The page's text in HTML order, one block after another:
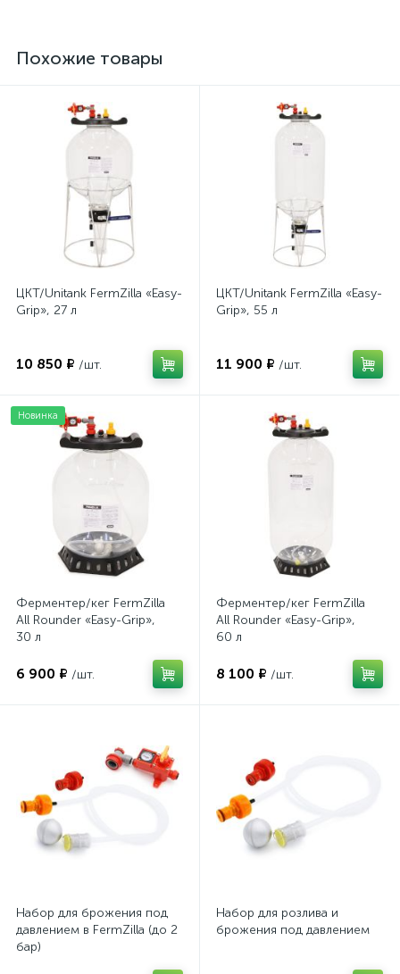
Похожие товары
ЦКТ/Unitank FermZilla «Easy-
Grip», 27 л
10 850 ₽ /шт.
ЦКТ/Unitank FermZilla «Easy-
Grip», 55 л
11 900 ₽ /шт.
Новинка
Ферментер/кег FermZilla
All Rounder «Easy-Grip»,
30 л
6 900 ₽ /шт.
Ферментер/кег FermZilla
All Rounder «Easy-Grip»,
60 л
8 100 ₽ /шт.
Набор для брожения под
давлением в FermZilla (до 2
бар)
Набор для розлива и
брожения под давлением